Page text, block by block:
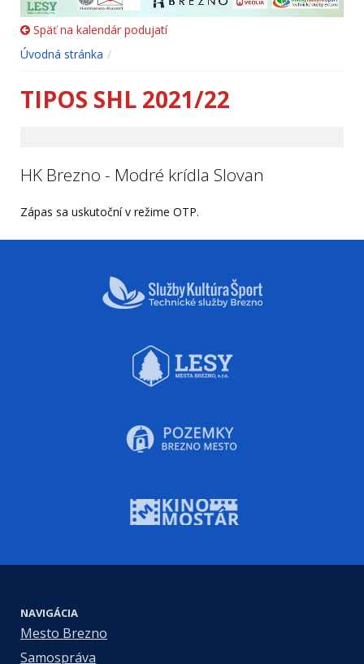
Späť na kalendár podujatí
Úvodná stránka
TIPOS SHL 2021/22
HK Brezno - Modré krídla Slovan
Zápas sa uskutoční v režime OTP.
NAVIGÁCIA
Mesto Brezno
Samospráva